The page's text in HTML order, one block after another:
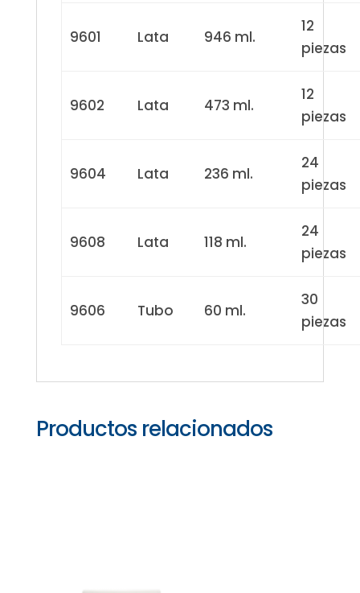
9601 Lata 946 ml.
12
piezas
9602 Lata 473 ml.
12
piezas
9604 Lata 236 ml.
24
piezas
9608 Lata 118 ml.
24
piezas
9606 Tubo 60 ml.
30
piezas
Productos relacionados